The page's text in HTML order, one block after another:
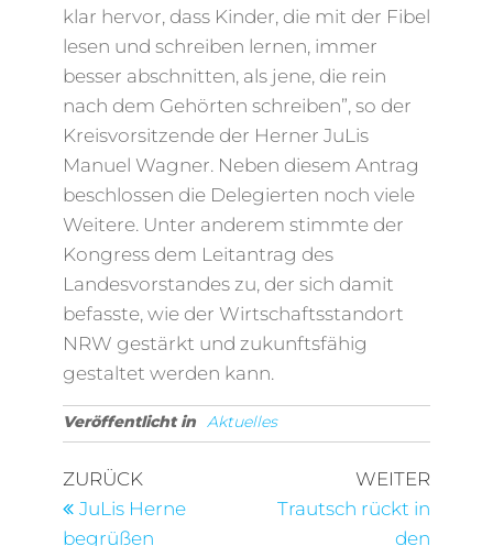
klar hervor, dass Kinder, die mit der Fibel
lesen und schreiben lernen, immer
besser abschnitten, als jene, die rein
nach dem Gehörten schreiben”, so der
Kreisvorsitzende der Herner JuLis
Manuel Wagner. Neben diesem Antrag
beschlossen die Delegierten noch viele
Weitere. Unter anderem stimmte der
Kongress dem Leitantrag des
Landesvorstandes zu, der sich damit
befasste, wie der Wirtschaftsstandort
NRW gestärkt und zukunftsfähig
gestaltet werden kann.
Veröffentlicht in Aktuelles
Beitragsnavigation
Vorheriger
Beitrag
ZURÜCK
JuLis Herne
begrüßen
WEITER
Trautsch rückt in
den